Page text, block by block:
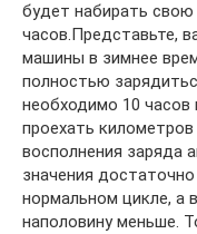
будет набирать
часов.Представьте,
машины в зимнее
полностью
необходимо 10
проехать
восполнения заряда
значения
нормальном цикле, а
наполовину меньше.